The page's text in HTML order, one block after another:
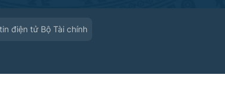
điện tử Bộ Tài chính